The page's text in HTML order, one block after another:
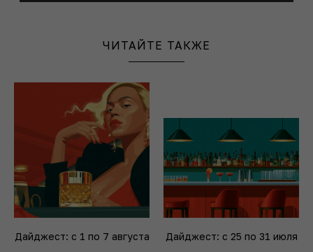
ЧИТАЙТЕ ТАКЖЕ
Дайджест: с 1 по 7 августа Дайджест: с 25 по 31 июля